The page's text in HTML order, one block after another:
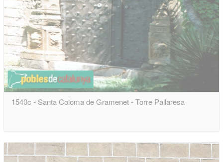
1540c - Santa Coloma de Gramenet - Torre Pallaresa